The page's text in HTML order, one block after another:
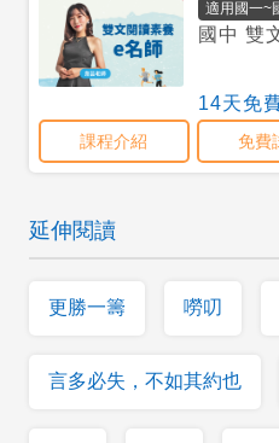
延伸閱讀
更勝一籌 嘮叨
言多必失，不如其約也